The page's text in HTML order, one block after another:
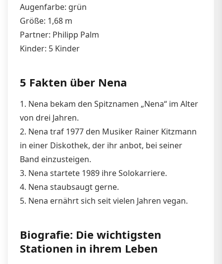
Augenfarbe: grün
Größe: 1,68 m
Partner: Philipp Palm
Kinder: 5 Kinder
5 Fakten über Nena
1. Nena bekam den Spitznamen „Nena“ im Alter
von drei Jahren.
2. Nena traf 1977 den Musiker Rainer Kitzmann
in einer Diskothek, der ihr anbot, bei seiner
Band einzusteigen.
3. Nena startete 1989 ihre Solokarriere.
4. Nena staubsaugt gerne.
5. Nena ernährt sich seit vielen Jahren vegan.
Biografie: Die wichtigsten
Stationen in ihrem Leben